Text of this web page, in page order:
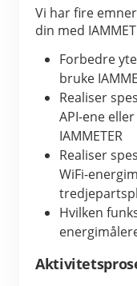
Vi har fire
din med
Forbedre
bruke
Realiser
API-ene
IAMMETER
Realiser
WiFi-
Hvilken